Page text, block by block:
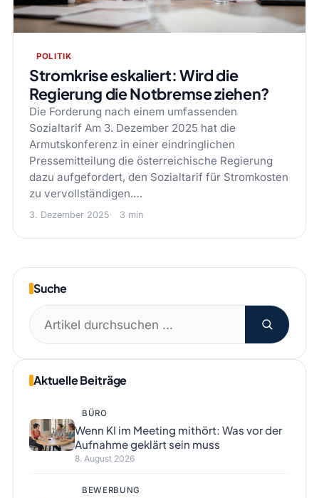
POLITIK
Stromkrise eskaliert: Wird die
Regierung die Notbremse ziehen?
Die Forderung nach einem umfassenden
Sozialtarif Am 3. Dezember 2025 hat die
Armutskonferenz in einer eindringlichen
Pressemitteilung die österreichische Regierung
dazu aufgefordert, den Sozialtarif für Stromkosten
zu vervollständigen.…
3. Dezember 2025 3 min
Suche
Suchen
nach:
Aktuelle Beiträge
BÜRO
Wenn KI im Meeting mithört: Was vor der
Aufnahme geklärt sein muss
8. August 2026
BEWERBUNG